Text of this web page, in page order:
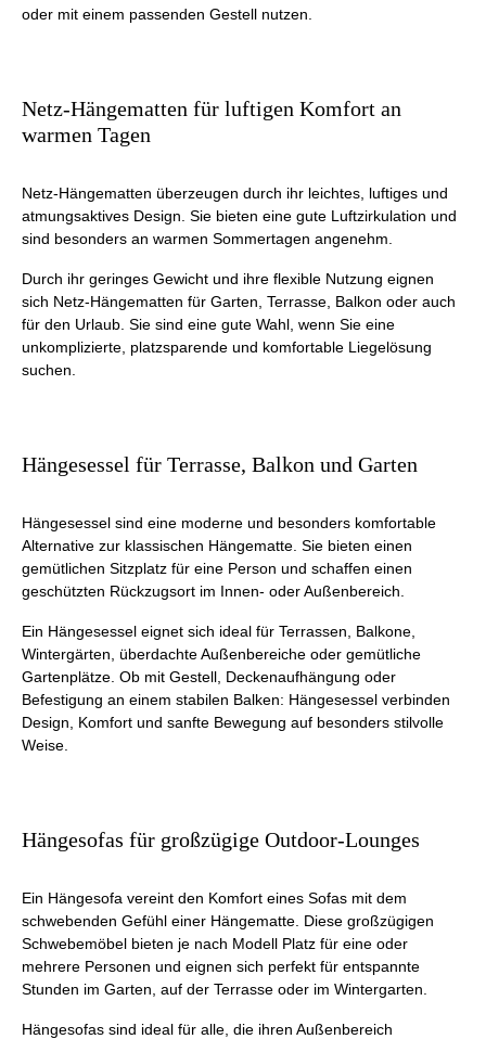
oder mit einem passenden Gestell nutzen.
Netz-Hängematten für luftigen Komfort an
warmen Tagen
Netz-Hängematten überzeugen durch ihr leichtes, luftiges und
atmungsaktives Design. Sie bieten eine gute Luftzirkulation und
sind besonders an warmen Sommertagen angenehm.
Durch ihr geringes Gewicht und ihre flexible Nutzung eignen
sich Netz-Hängematten für Garten, Terrasse, Balkon oder auch
für den Urlaub. Sie sind eine gute Wahl, wenn Sie eine
unkomplizierte, platzsparende und komfortable Liegelösung
suchen.
Hängesessel für Terrasse, Balkon und Garten
Hängesessel sind eine moderne und besonders komfortable
Alternative zur klassischen Hängematte. Sie bieten einen
gemütlichen Sitzplatz für eine Person und schaffen einen
geschützten Rückzugsort im Innen- oder Außenbereich.
Ein Hängesessel eignet sich ideal für Terrassen, Balkone,
Wintergärten, überdachte Außenbereiche oder gemütliche
Gartenplätze. Ob mit Gestell, Deckenaufhängung oder
Befestigung an einem stabilen Balken: Hängesessel verbinden
Design, Komfort und sanfte Bewegung auf besonders stilvolle
Weise.
Hängesofas für großzügige Outdoor-Lounges
Ein Hängesofa vereint den Komfort eines Sofas mit dem
schwebenden Gefühl einer Hängematte. Diese großzügigen
Schwebemöbel bieten je nach Modell Platz für eine oder
mehrere Personen und eignen sich perfekt für entspannte
Stunden im Garten, auf der Terrasse oder im Wintergarten.
Hängesofas sind ideal für alle, die ihren Außenbereich